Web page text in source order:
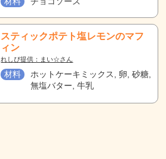
スティックポテト塩レモンのマフ
ィン
れしぴ提供：まい☆さん
材料
ホットケーキミックス, 卵, 砂糖,
無塩バター, 牛乳